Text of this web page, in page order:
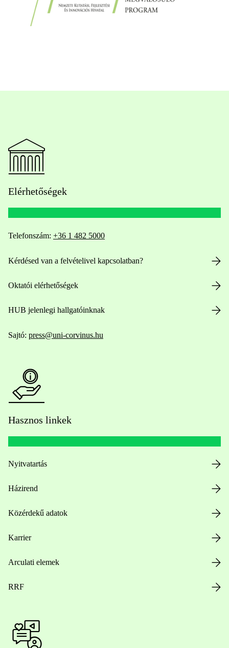
Elérhetőségek
Telefonszám: +36 1 482 5000
Kérdésed van a felvételivel kapcsolatban?
Oktatói elérhetőségek
HUB jelenlegi hallgatóinknak
Sajtó: press@uni-corvinus.hu
Hasznos linkek
Nyitvatartás
Házirend
Közérdekű adatok
Karrier
Arculati elemek
RRF